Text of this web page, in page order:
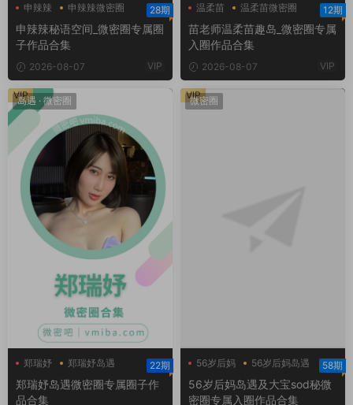
申辣辣
申辣辣微密圈
申辣辣秘语空间
28期
申辣辣秘语空间_微密圈专属圈
子作品合集
2026-08-07 VIP
温柔苗
温柔苗微密圈
温柔苗趣岛
12期
苗老师温柔苗趣岛_微密圈专属
入圈作品合集
2026-08-07 VIP
岛遇 · 微密圈
郑瑞妤
郑瑞妤岛遇
郑瑞妤微博
22期
郑瑞妤岛遇微密圈专属圈子作
品合集
VIP 微密圈
56岁后妈
56岁后妈岛遇
大宝sod秘
58期
56岁后妈岛遇及大宝sod秘微
密圈专属入圈作品合集
VIP